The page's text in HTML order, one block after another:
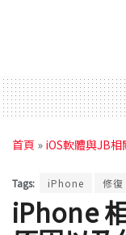
首頁 » iOS軟體與JB相
Tags: iPhone 修復
iPhone